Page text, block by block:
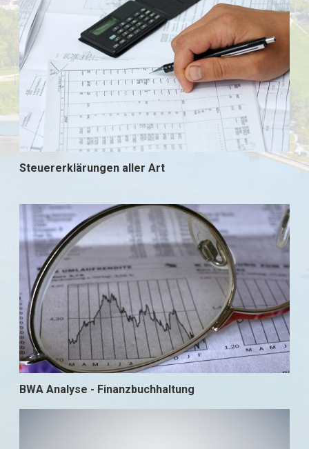
Steuererklärungen aller Art
BWA Analyse - Finanzbuchhaltung